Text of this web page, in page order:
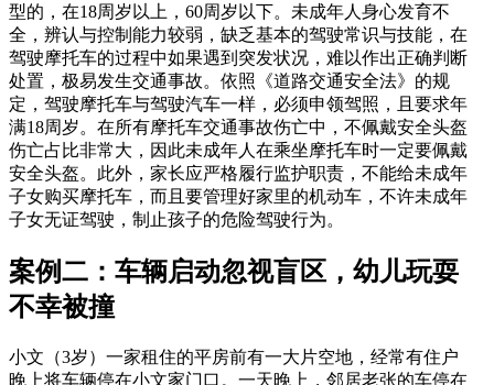
型的，在18周岁以上，60周岁以下。未成年人身心发育不
全，辨认与控制能力较弱，缺乏基本的驾驶常识与技能，在
驾驶摩托车的过程中如果遇到突发状况，难以作出正确判断
处置，极易发生交通事故。依照《道路交通安全法》的规
定，驾驶摩托车与驾驶汽车一样，必须申领驾照，且要求年
满18周岁。在所有摩托车交通事故伤亡中，不佩戴安全头盔
伤亡占比非常大，因此未成年人在乘坐摩托车时一定要佩戴
安全头盔。此外，家长应严格履行监护职责，不能给未成年
子女购买摩托车，而且要管理好家里的机动车，不许未成年
子女无证驾驶，制止孩子的危险驾驶行为。
案例二：车辆启动忽视盲区，幼儿玩耍
不幸被撞
小文（3岁）一家租住的平房前有一大片空地，经常有住户
晚上将车辆停在小文家门口。一天晚上，邻居老张的车停在